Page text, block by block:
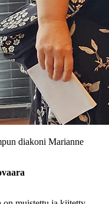
diakoni Marianne